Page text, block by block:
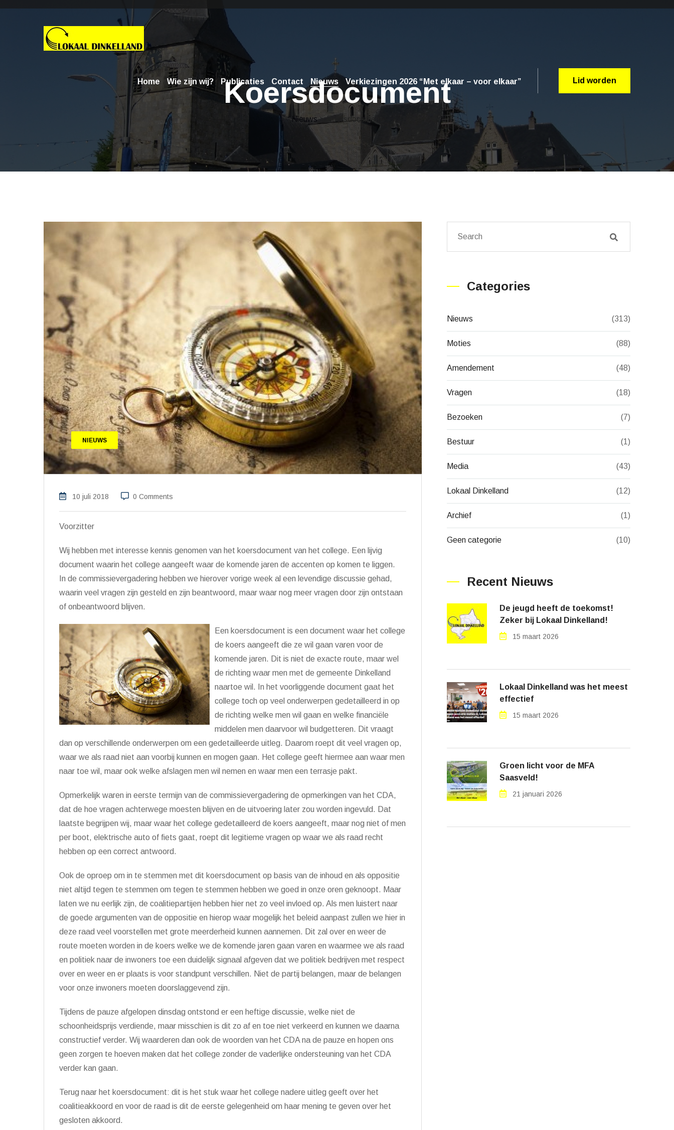
Home Wie zijn wij? Publicaties Contact Nieuws Verkiezingen 2026 “Met elkaar – voor elkaar” Lid worden
Koersdocument
Nieuws> Koersdocument
NIEUWS
10 juli 2018 0 Comments
Voorzitter
Wij hebben met interesse kennis genomen van het koersdocument van het college. Een lijvig
document waarin het college aangeeft waar de komende jaren de accenten op komen te liggen.
In de commissievergadering hebben we hierover vorige week al een levendige discussie gehad,
waarin veel vragen zijn gesteld en zijn beantwoord, maar waar nog meer vragen door zijn ontstaan
of onbeantwoord blijven.
Een koersdocument is een document waar het college
de koers aangeeft die ze wil gaan varen voor de
komende jaren. Dit is niet de exacte route, maar wel
de richting waar men met de gemeente Dinkelland
naartoe wil. In het voorliggende document gaat het
college toch op veel onderwerpen gedetailleerd in op
de richting welke men wil gaan en welke financiële
middelen men daarvoor wil budgetteren. Dit vraagt
dan op verschillende onderwerpen om een gedetailleerde uitleg. Daarom roept dit veel vragen op,
waar we als raad niet aan voorbij kunnen en mogen gaan. Het college geeft hiermee aan waar men
naar toe wil, maar ook welke afslagen men wil nemen en waar men een terrasje pakt.
Opmerkelijk waren in eerste termijn van de commissievergadering de opmerkingen van het CDA,
dat de hoe vragen achterwege moesten blijven en de uitvoering later zou worden ingevuld. Dat
laatste begrijpen wij, maar waar het college gedetailleerd de koers aangeeft, maar nog niet of men
per boot, elektrische auto of fiets gaat, roept dit legitieme vragen op waar we als raad recht
hebben op een correct antwoord.
Ook de oproep om in te stemmen met dit koersdocument op basis van de inhoud en als oppositie
niet altijd tegen te stemmen om tegen te stemmen hebben we goed in onze oren geknoopt. Maar
laten we nu eerlijk zijn, de coalitiepartijen hebben hier net zo veel invloed op. Als men luistert naar
de goede argumenten van de oppositie en hierop waar mogelijk het beleid aanpast zullen we hier in
deze raad veel voorstellen met grote meerderheid kunnen aannemen. Dit zal over en weer de
route moeten worden in de koers welke we de komende jaren gaan varen en waarmee we als raad
en politiek naar de inwoners toe een duidelijk signaal afgeven dat we politiek bedrijven met respect
over en weer en er plaats is voor standpunt verschillen. Niet de partij belangen, maar de belangen
voor onze inwoners moeten doorslaggevend zijn.
Tijdens de pauze afgelopen dinsdag ontstond er een heftige discussie, welke niet de
schoonheidsprijs verdiende, maar misschien is dit zo af en toe niet verkeerd en kunnen we daarna
constructief verder. Wij waarderen dan ook de woorden van het CDA na de pauze en hopen ons
geen zorgen te hoeven maken dat het college zonder de vaderlijke ondersteuning van het CDA
verder kan gaan.
Terug naar het koersdocument: dit is het stuk waar het college nadere uitleg geeft over het
coalitieakkoord en voor de raad is dit de eerste gelegenheid om haar mening te geven over het
gesloten akkoord.
Categories
Nieuws (313)
Moties (88)
Amendement (48)
Vragen (18)
Bezoeken (7)
Bestuur (1)
Media (43)
Lokaal Dinkelland (12)
Archief (1)
Geen categorie (10)
Recent Nieuws
De jeugd heeft de toekomst!
Zeker bij Lokaal Dinkelland!
15 maart 2026
Lokaal Dinkelland was het meest
effectief
15 maart 2026
Groen licht voor de MFA
Saasveld!
21 januari 2026